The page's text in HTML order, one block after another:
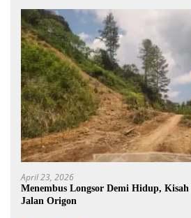
April 23, 2026
Menembus Longsor Demi Hidup,
Jalan Origon